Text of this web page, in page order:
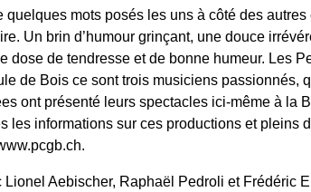
quelques mots posés les uns à côté des
Un brin d’humour grinçant, une douce
dose de tendresse et de bonne humeur. Les
de Bois ce sont trois musiciens passionnés,
ont présenté leurs spectacles ici-même à la
les informations sur ces productions et pleins
Lionel Aebischer, Raphaël Pedroli et Frédéric